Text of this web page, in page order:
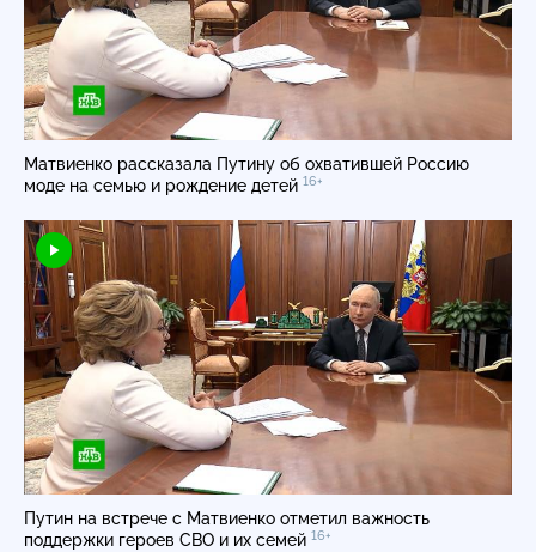
Матвиенко рассказала Путину об охватившей Россию
моде на семью и рождение детей 16+
Путин на встрече с Матвиенко отметил важность
поддержки героев СВО и их семей 16+